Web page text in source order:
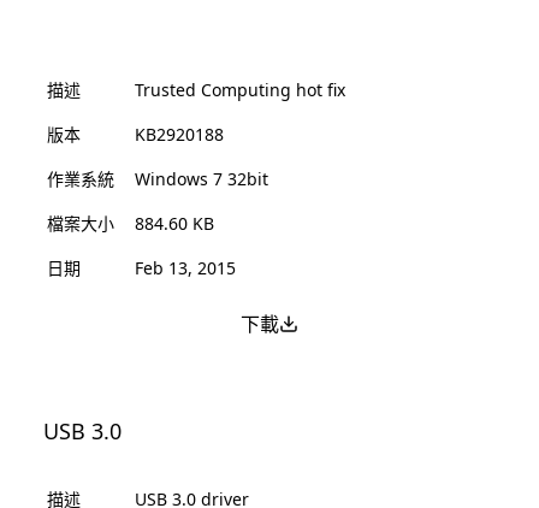
描述
Trusted Computing hot fix
版本
KB2920188
作業系統
Windows 7 32bit
檔案大小
884.60 KB
日期
Feb 13, 2015
下載
USB 3.0
描述 USB 3.0 driver